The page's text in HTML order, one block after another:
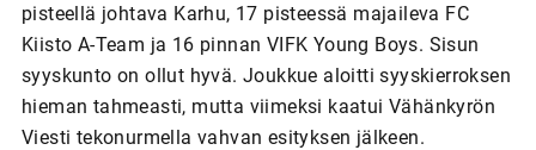
pisteellä johtava Karhu, 17 pisteessä majaileva FC
Kiisto A-Team ja 16 pinnan VIFK Young Boys. Sisun
syyskunto on ollut hyvä. Joukkue aloitti syyskierroksen
hieman tahmeasti, mutta viimeksi kaatui Vähänkyrön
Viesti tekonurmella vahvan esityksen jälkeen.